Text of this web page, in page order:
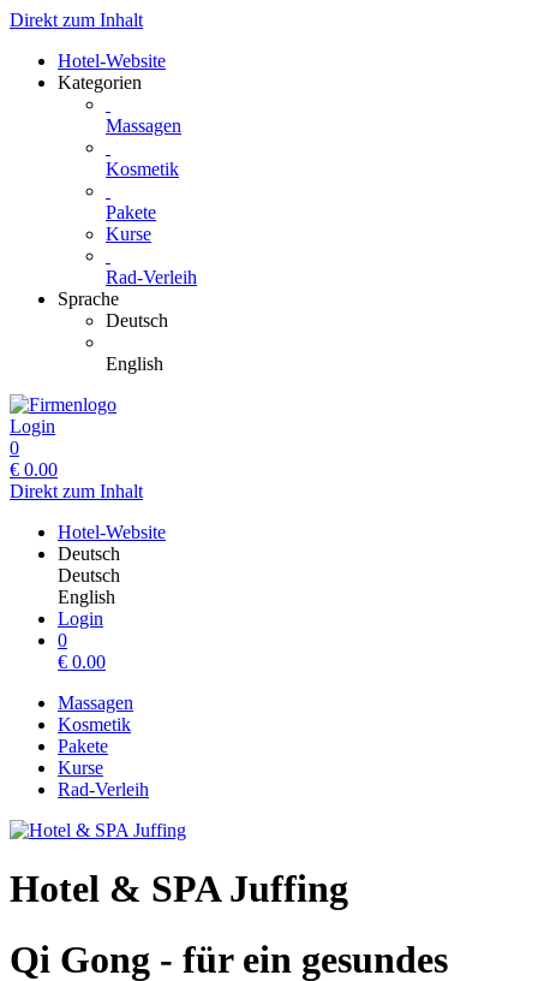
Direkt zum Inhalt
Hotel-Website
Kategorien
Massagen
Kosmetik
Pakete
Kurse
Rad-Verleih
Sprache
Deutsch
English
Login
0
€ 0.00
Direkt zum Inhalt
Hotel-Website
Deutsch
Deutsch
English
Login
0
€ 0.00
Massagen
Kosmetik
Pakete
Kurse
Rad-Verleih
Hotel & SPA Juffing
Qi Gong - für ein gesundes